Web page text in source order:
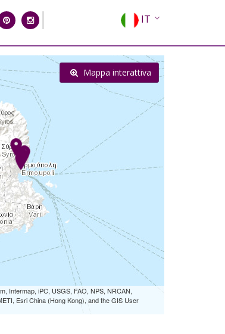
IT
EN
EL
RU
Intermap, iPC, USGS, FAO, NPS, NRCAN,
Esri China (Hong Kong), and the GIS User
Mappa interattiva